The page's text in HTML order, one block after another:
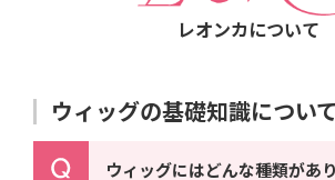
レオンカについて
ウィッグの基礎知識について
ウィッグにはどんな種類があ